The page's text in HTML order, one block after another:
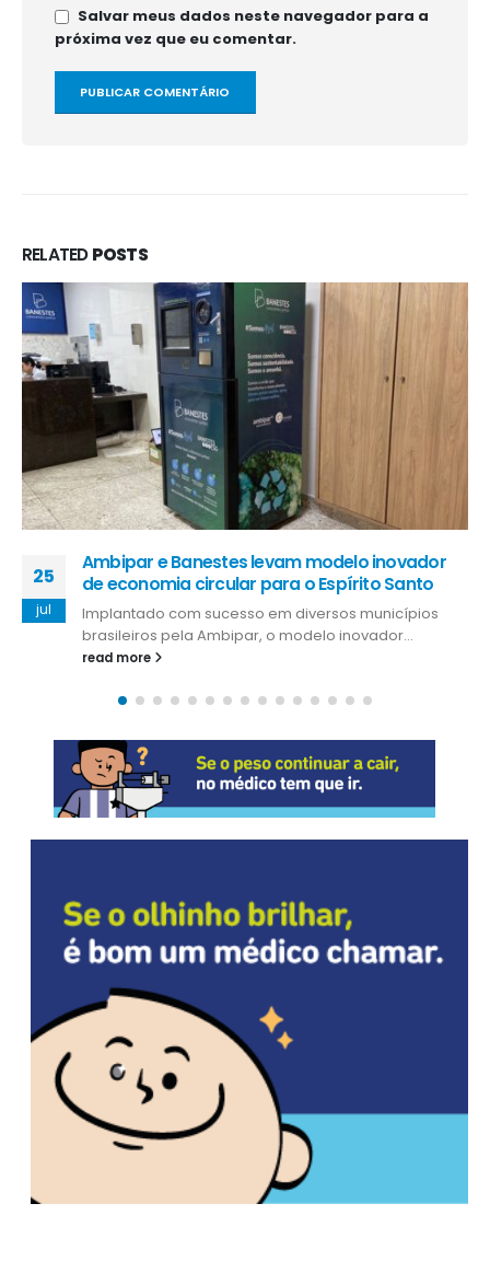
Salvar meus dados neste navegador para a
próxima vez que eu comentar.
RELATEDPOSTS
25
jul
Ambipar e Banestes levam modelo inovador
de economia circular para o Espírito Santo
Implantado com sucesso em diversos municípios
brasileiros pela Ambipar, o modelo inovador...
read more